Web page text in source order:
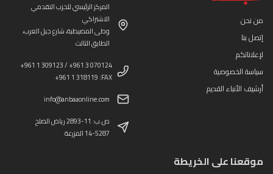
من نحن
إتصل بنا
لإعلاناتكم
سياسة الخصوصية
أرشيف الأنباء القديم
المركز الرئيسي للحزب التقدمي
الاشتراكي
وطى المصيطبة، شارع جبل العرب،
الطابق الثالث
+961 1 309123 / +961 3 070124
+961 1 318119 :FAX
info@anbaaonline.com
ص.ب: 11-2893 رياض الصلح
14-5287 المزرعة
موقعنا على الخريطة